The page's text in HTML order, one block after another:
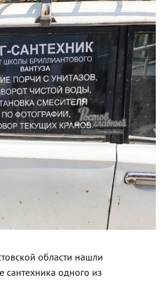
области нашли
сантехника одного из